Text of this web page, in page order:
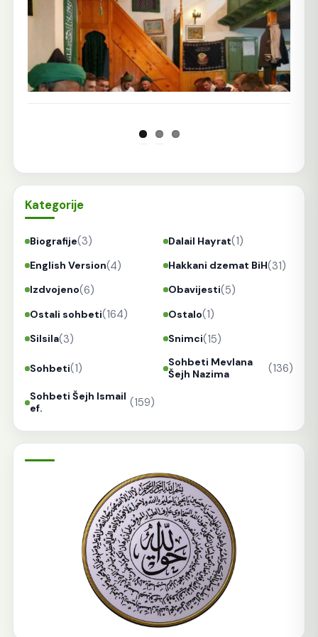
Prethodna Sljedeća
Kategorije
Biografije(3) Dalail Hayrat(1)
English Version(4) Hakkani dzemat BiH(31)
Izdvojeno(6) Obavijesti(5)
Ostali sohbeti(164) Ostalo(1)
Silsila(3) Snimci(15)
Sohbeti(1)
Sohbeti Mevlana
Šejh Nazima
(136)
Sohbeti Šejh Ismail
ef.
(159)